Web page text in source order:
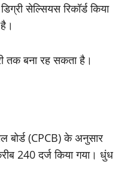
सेल्सियस रिकॉर्ड किया
तक बना रह सकता है।
बोर्ड (CPCB) के अनुसार
240 दर्ज किया गया। धुंध